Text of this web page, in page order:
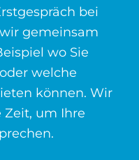
bei
gemeinsam
wo Sie
welche
können. Wir
um Ihre